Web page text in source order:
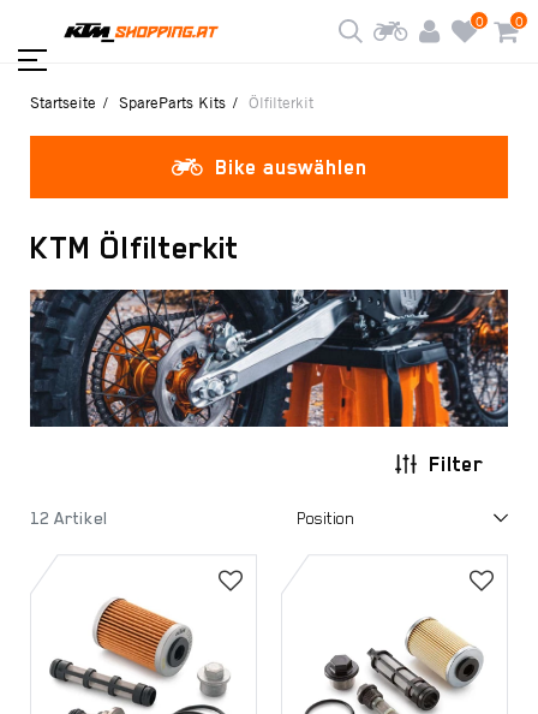
0 0
Startseite SpareParts Kits Ölfilterkit
Bike auswählen
KTM Ölfilterkit
Filter
12 Artikel